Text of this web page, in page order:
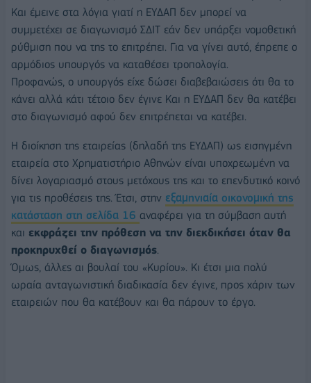
Και έμεινε στα λόγια γιατί η ΕΥΔΑΠ δεν μπορεί να
συμμετέχει σε διαγωνισμό ΣΔΙΤ εάν δεν υπάρξει νομοθετική
ρύθμιση που να της το επιτρέπει. Για να γίνει αυτό, έπρεπε ο
αρμόδιος υπουργός να καταθέσει τροπολογία.
Προφανώς, ο υπουργός είχε δώσει διαβεβαιώσεις ότι θα το
κάνει αλλά κάτι τέτοιο δεν έγινε Και η ΕΥΔΑΠ δεν θα κατέβει
στο διαγωνισμό αφού δεν επιτρέπεται να κατέβει.
Η διοίκηση της εταιρείας (δηλαδή της ΕΥΔΑΠ) ως εισηγμένη
εταιρεία στο Χρηματιστήριο Αθηνών είναι υποχρεωμένη να
δίνει λογαριασμό στους μετόχους της και το επενδυτικό κοινό
για τις προθέσεις της. Έτσι, στην εξαμηνιαία οικονομική της
κατάσταση στη σελίδα 16 αναφέρει για τη σύμβαση αυτή
και εκφράζει την πρόθεση να την διεκδικήσει όταν θα
προκηρυχθεί ο διαγωνισμός.
Όμως, άλλες αι βουλαί του «Κυρίου». Κι έτσι μια πολύ
ωραία ανταγωνιστική διαδικασία δεν έγινε, προς χάριν των
εταιρειών που θα κατέβουν και θα πάρουν το έργο.